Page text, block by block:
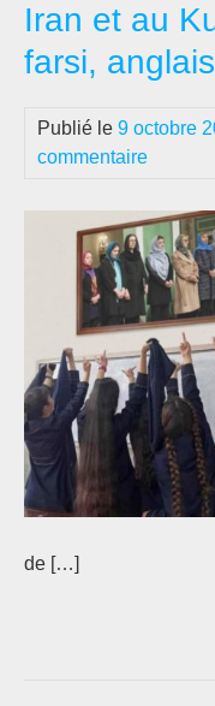
Iran et au
farsi,
Publié le 9 octobre
commentaire
de […]